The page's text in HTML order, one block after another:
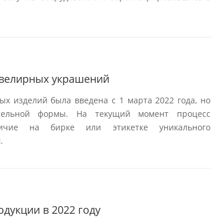
украшений
изделий была введена с 1 марта 2022 года, но
формы. На текущий момент процесс
на бирке или этикетке уникального
в 2022 году